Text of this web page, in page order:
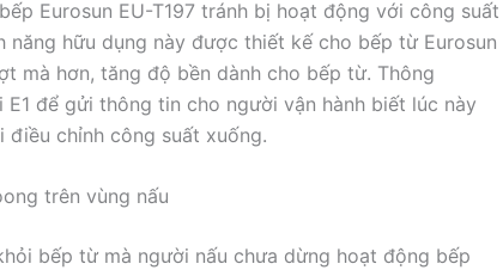
Eurosun EU-T197 tránh bị hoạt động với công suất
hữu dụng này được thiết kế cho bếp từ Eurosun
mà hơn, tăng độ bền dành cho bếp từ. Thông
để gửi thông tin cho người vận hành biết lúc này
điều chỉnh công suất xuống.
trên vùng nấu
bếp từ mà người nấu chưa dừng hoạt động bếp